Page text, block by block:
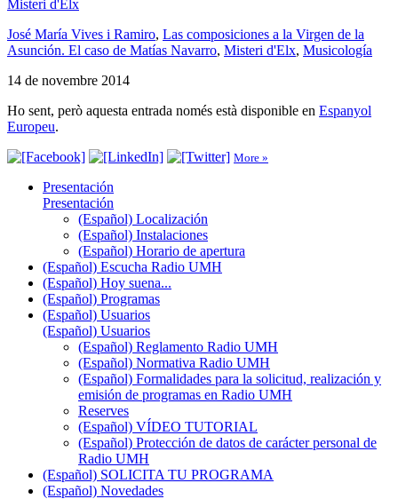
Misteri d'Elx
José María Vives i Ramiro, Las composiciones a la Virgen de la
Asunción. El caso de Matías Navarro, Misteri d'Elx, Musicología
14 de novembre 2014
Ho sent, però aquesta entrada només està disponible en Espanyol
Europeu.
More »
Presentación
Presentación
(Español) Localización
(Español) Instalaciones
(Español) Horario de apertura
(Español) Escucha Radio UMH
(Español) Hoy suena...
(Español) Programas
(Español) Usuarios
(Español) Usuarios
(Español) Reglamento Radio UMH
(Español) Normativa Radio UMH
(Español) Formalidades para la solicitud, realización y
emisión de programas en Radio UMH
Reserves
(Español) VÍDEO TUTORIAL
(Español) Protección de datos de carácter personal de
Radio UMH
(Español) SOLICITA TU PROGRAMA
(Español) Novedades